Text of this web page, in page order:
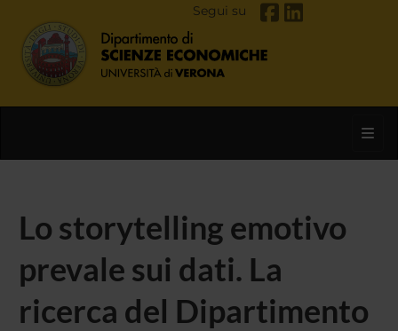
Segui su
Lo storytelling emotivo
prevale sui dati. La
ricerca del Dipartimento